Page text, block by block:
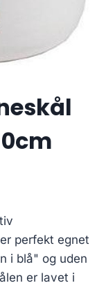
perfekt egnet
i blå" og uden
er lavet i